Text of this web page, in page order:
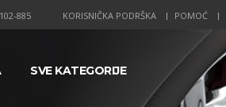
KORISNIČKA PODRŠKA POMOĆ
885
SVE KATEGORIJE